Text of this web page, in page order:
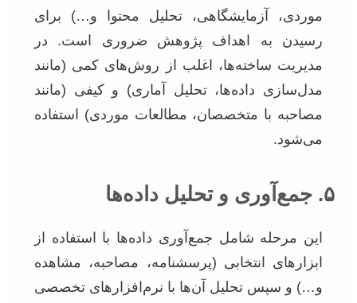
موردی، آزمایشگاهی، تحلیل محتوا و…) برای
رسیدن به اهداف پژوهش ضروری است. در
مدیریت ساخته‌ها، اغلب از روش‌های کمی (مانند
مدل‌سازی داده‌ها، تحلیل آماری) و کیفی (مانند
مصاحبه با متخصصان، مطالعات موردی) استفاده
می‌شود.
۵. جمع‌آوری و تحلیل داده‌ها
این مرحله شامل جمع‌آوری داده‌ها با استفاده از
ابزارهای انتخابی (پرسشنامه، مصاحبه، مشاهده
و…) و سپس تحلیل آن‌ها با نرم‌افزارهای تخصصی